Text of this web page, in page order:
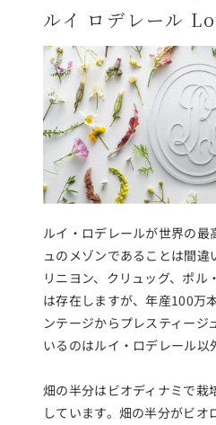
ルイ ロデレール
ルイ・ロデレールが世界の最
ュのメゾンであることは間
リニヨン、クリュッグ、ポル
は存在しますが、年産100万
ンテージからプレスティージ
いるのはルイ・ロデレール以
畑の半分はビオディナミで栽
しています。畑の半分がビオ